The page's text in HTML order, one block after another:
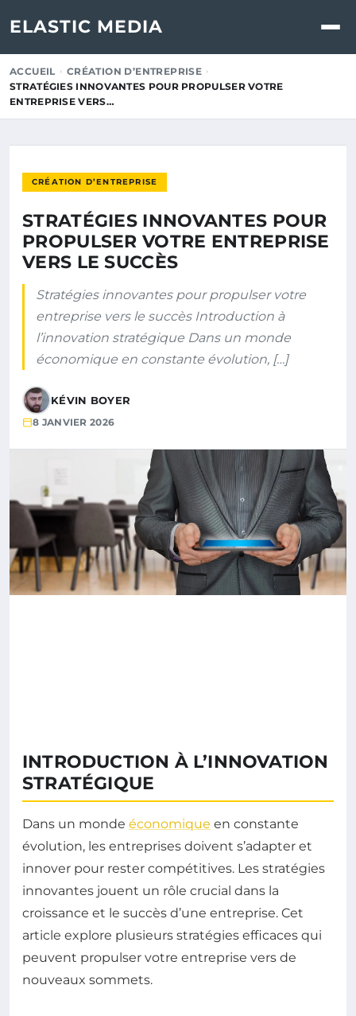
ELASTIC MEDIA
ACCUEIL
CRÉATION D’ENTREPRISE
STRATÉGIES INNOVANTES POUR PROPULSER VOTRE
ENTREPRISE VERS…
CRÉATION D’ENTREPRISE
STRATÉGIES INNOVANTES POUR
PROPULSER VOTRE ENTREPRISE
VERS LE SUCCÈS
Stratégies innovantes pour propulser votre
entreprise vers le succès Introduction à
l’innovation stratégique Dans un monde
économique en constante évolution, […]
KÉVIN BOYER
8 JANVIER 2026
INTRODUCTION À L’INNOVATION
STRATÉGIQUE
Dans un monde économique en constante
évolution, les entreprises doivent s’adapter et
innover pour rester compétitives. Les stratégies
innovantes jouent un rôle crucial dans la
croissance et le succès d’une entreprise. Cet
article explore plusieurs stratégies efficaces qui
peuvent propulser votre entreprise vers de
nouveaux sommets.